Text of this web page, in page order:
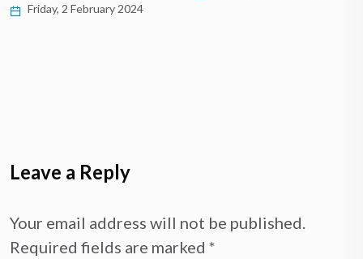
Friday, 2 February 2024
Leave a Reply
Your email address will not be published.
Required fields are marked *